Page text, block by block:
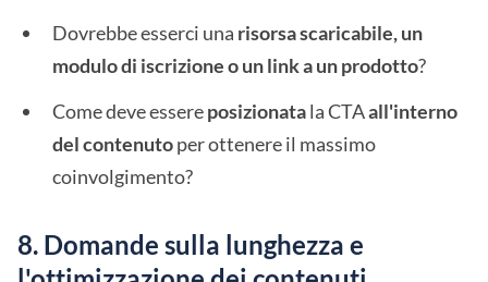
Dovrebbe esserci una risorsa scaricabile, un
modulo di iscrizione o un link a un prodotto?
Come deve essereposizionatala CTAall'interno
del contenutoper ottenere il massimo
coinvolgimento?
8. Domande sulla lunghezza e